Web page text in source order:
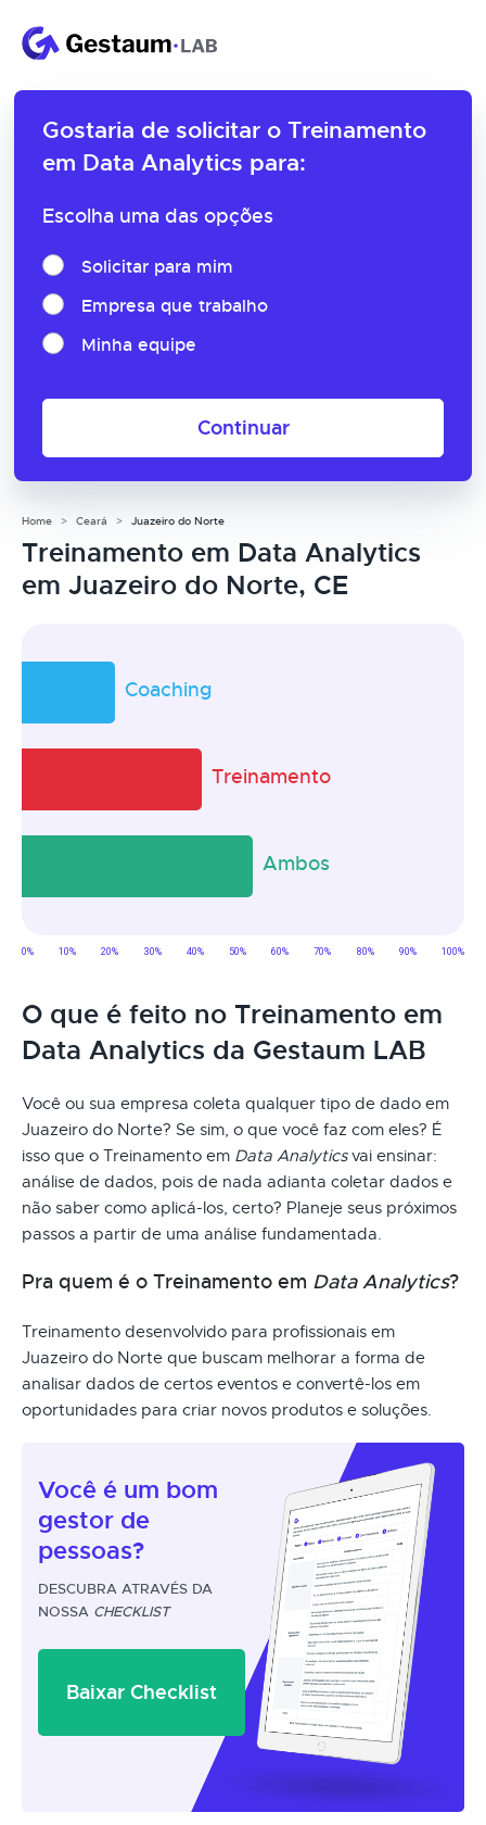
Gostaria de solicitar o Treinamento
em Data Analytics para:
Escolha uma das opções
Solicitar para mim
Empresa que trabalho
Minha equipe
Continuar
Home Ceará Juazeiro do Norte
Treinamento em Data Analytics
em Juazeiro do Norte, CE
O que é feito no Treinamento em
Data Analytics da Gestaum LAB
Você ou sua empresa coleta qualquer tipo de dado em
Juazeiro do Norte? Se sim, o que você faz com eles? É
isso que o Treinamento em Data Analyticsvai ensinar:
análise de dados, pois de nada adianta coletar dados e
não saber como aplicá-los, certo? Planeje seus próximos
passos a partir de uma análise fundamentada.
Pra quem é o Treinamento em Data Analytics?
Treinamento desenvolvido para profissionais em
Juazeiro do Norte que buscam melhorar a forma de
analisar dados de certos eventos e convertê-los em
oportunidades para criar novos produtos e soluções.
Você é um bom
gestor de
pessoas?
DESCUBRA ATRAVÉS DA
NOSSA CHECKLIST
Baixar Checklist